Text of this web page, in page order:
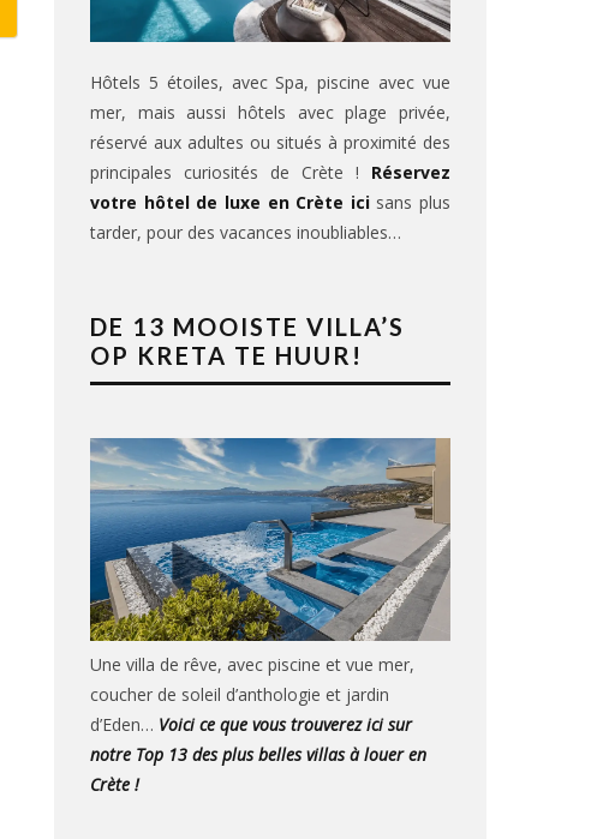
Hôtels 5 étoiles, avec Spa, piscine avec vue
mer, mais aussi hôtels avec plage privée,
réservé aux adultes ou situés à proximité des
principales curiosités de Crète ! Réservez
votre hôtel de luxe en Crète icisans plus
tarder, pour des vacances inoubliables…
DE 13 MOOISTE VILLA’S
OP KRETA TE HUUR!
Une villa de rêve, avec piscine et vue mer,
coucher de soleil d’anthologie et jardin
d’Eden… Voici ce que vous trouverez ici sur
notre Top 13 des plus belles villas à louer en
Crète !